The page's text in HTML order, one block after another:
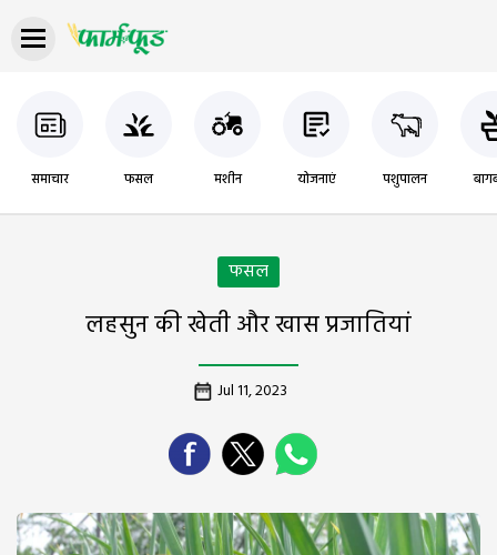
समाचार फसल मशीन योजनाएं पशुपालन
फसल
लहसुन की खेती और खास प्रजातियां
Jul 11, 2023